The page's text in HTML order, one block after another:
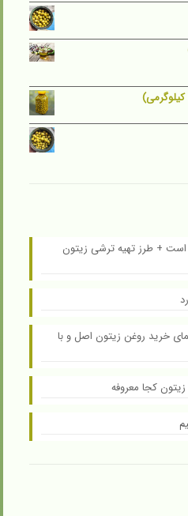
+ طرز تهیه ترشی زیتون
خرید روغن زیتون اصل و با
کجا معروفه